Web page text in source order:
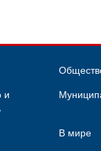
и
В мире